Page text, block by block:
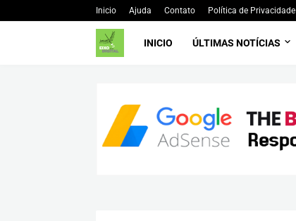
Inicio Ajuda Contato Política de Privacidade
INICIO ÚLTIMAS NOTÍCIAS